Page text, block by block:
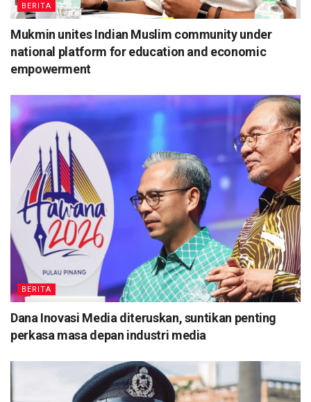
BERITA
Mukmin unites Indian Muslim community under
national platform for education and economic
empowerment
BERITA
Dana Inovasi Media diteruskan, suntikan penting
perkasa masa depan industri media